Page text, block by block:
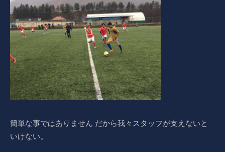
簡単な事ではありません だから我々スタッフが支えないと
いけない。